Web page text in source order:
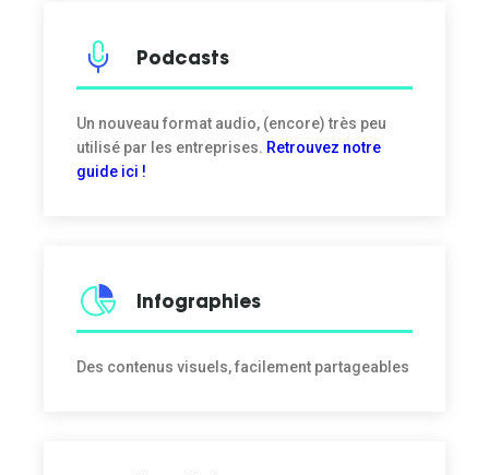
Podcasts
Un nouveau format audio, (encore) très peu
utilisé par les entreprises. Retrouvez notre
guide ici !
Infographies
Des contenus visuels, facilement partageables